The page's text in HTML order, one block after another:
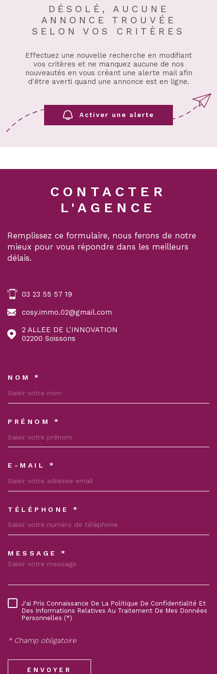
DÉSOLÉ, AUCUNE
ANNONCE TROUVÉE
SELON VOS CRITÈRES
Effectuez une nouvelle recherche en modifiant
vos critères et ne manquez aucune de nos
nouveautés en vous créant une alerte mail afin
d'être averti quand une annonce est en ligne.
Activer une alerte
CONTACTER
L'AGENCE
Remplissez ce formulaire, nous ferons de notre
mieux pour vous répondre dans les meilleurs
délais.
03 23 55 57 19
cosy.immo.02@gmail.com
2 ALLEE DE L'INNOVATION
02200
Soissons
NOM *
PRÉNOM *
E-MAIL *
TÉLÉPHONE *
MESSAGE *
RÈGLEMENTATION
J'ai Pris Connaissance De La Politique De Confidentialité Et
Des Informations Relatives Au Traitement De Mes Données
Personnelles (*)
* Champ obligatoire
ENVOYER